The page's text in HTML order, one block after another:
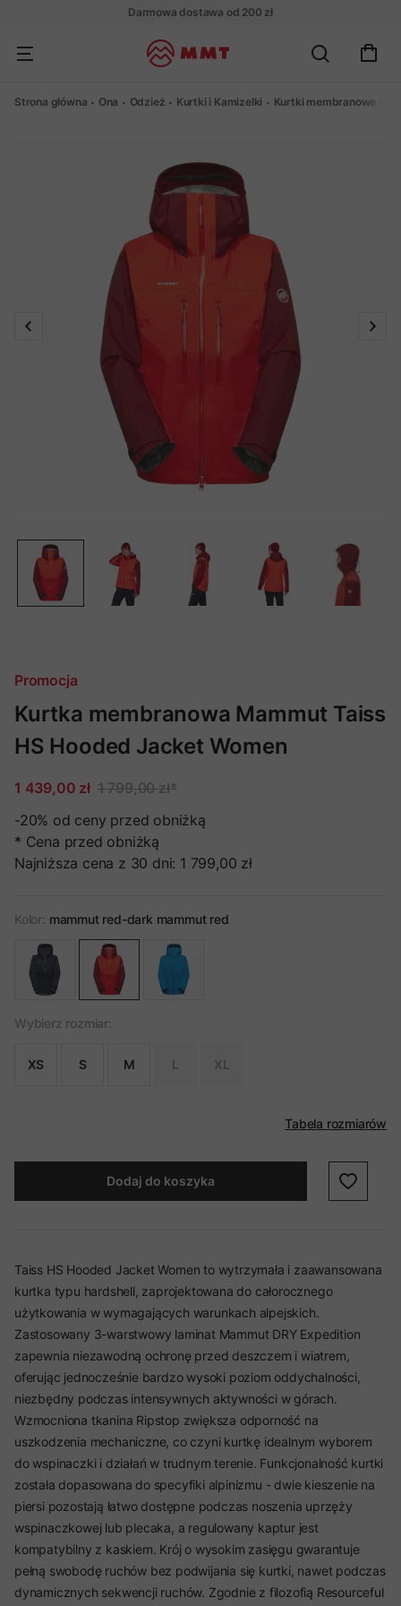
Darmowa dostawa od 200 zł
Strona główna Ona Odzież Kurtki i Kamizelki Kurtki membranowe
Promocja
Kurtka membranowa Mammut Taiss
HS Hooded Jacket Women
1 439,00 zł 1 799,00 zł*
-20% od ceny przed obniżką
* Cena przed obniżką
Najniższa cena z 30 dni: 1 799,00 zł
Kolor: mammut red-dark mammut red
Wybierz rozmiar:
XS S M L XL
Tabela rozmiarów
Dodaj do koszyka
Taiss HS Hooded Jacket Women to wytrzymała i zaawansowana
kurtka typu hardshell, zaprojektowana do całorocznego
użytkowania w wymagających warunkach alpejskich.
Zastosowany 3-warstwowy laminat Mammut DRY Expedition
zapewnia niezawodną ochronę przed deszczem i wiatrem,
oferując jednocześnie bardzo wysoki poziom oddychalności,
niezbędny podczas intensywnych aktywności w górach.
Wzmocniona tkanina Ripstop zwiększa odporność na
uszkodzenia mechaniczne, co czyni kurtkę idealnym wyborem
do wspinaczki i działań w trudnym terenie. Funkcjonalność kurtki
została dopasowana do specyfiki alpinizmu - dwie kieszenie na
piersi pozostają łatwo dostępne podczas noszenia uprzęży
wspinaczkowej lub plecaka, a regulowany kaptur jest
kompatybilny z kaskiem. Krój o wysokim zasięgu gwarantuje
pełną swobodę ruchów bez podwijania się kurtki, nawet podczas
dynamicznych sekwencji ruchów. Zgodnie z filozofią Resourceful